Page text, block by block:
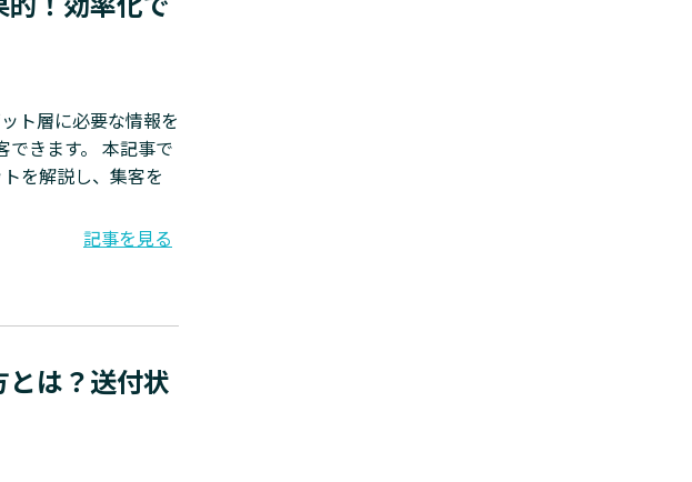
ト層に必要な情報を
。 本記事で
を解説し、集客を
記事を見る
は？送付状